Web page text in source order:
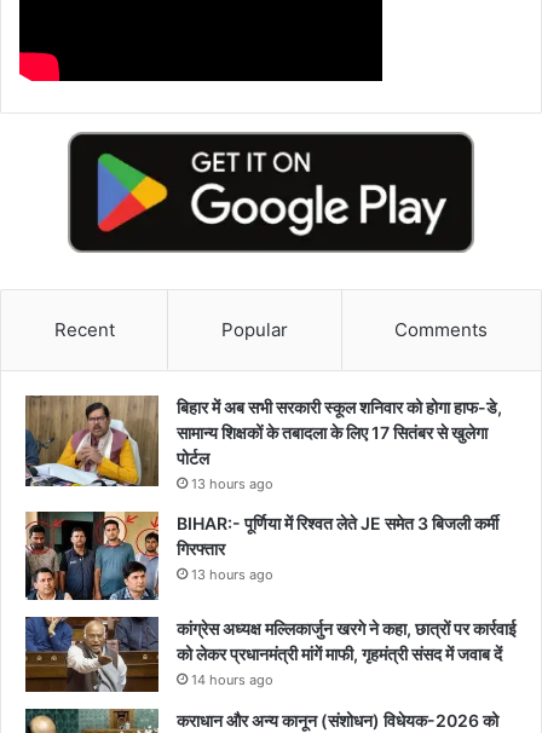
Recent Popular Comments
बिहार में अब सभी सरकारी स्कूल शनिवार को होगा हाफ-डे,
सामान्य शिक्षकों के तबादला के लिए 17 सितंबर से खुलेगा
पोर्टल
13 hours ago
BIHAR:- पूर्णिया में रिश्वत लेते JE समेत 3 बिजली कर्मी
गिरफ्तार
13 hours ago
कांग्रेस अध्यक्ष मल्लिकार्जुन खरगे ने कहा, छात्रों पर कार्रवाई
को लेकर प्रधानमंत्री मांगें माफी, गृहमंत्री संसद में जवाब दें
14 hours ago
कराधान और अन्य कानून (संशोधन) विधेयक-2026 को